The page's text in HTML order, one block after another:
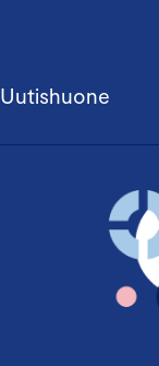
Uutishuone